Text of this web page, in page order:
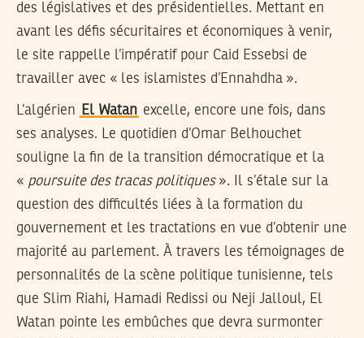
des législatives et des présidentielles. Mettant en
avant les défis sécuritaires et économiques à venir,
le site rappelle l’impératif pour Caid Essebsi de
travailler avec « les islamistes d’Ennahdha ».
L’algérien El Watan excelle, encore une fois, dans
ses analyses. Le quotidien d’Omar Belhouchet
souligne la fin de la transition démocratique et la
« poursuite des tracas politiques». Il s’étale sur la
question des difficultés liées à la formation du
gouvernement et les tractations en vue d’obtenir une
majorité au parlement. À travers les témoignages de
personnalités de la scène politique tunisienne, tels
que Slim Riahi, Hamadi Redissi ou Neji Jalloul, El
Watan pointe les embûches que devra surmonter